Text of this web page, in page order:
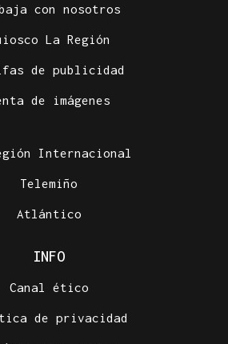
con nosotros
La Región
de publicidad
de imágenes
Internacional
Telemiño
Atlántico
INFO
Canal ético
de privacidad